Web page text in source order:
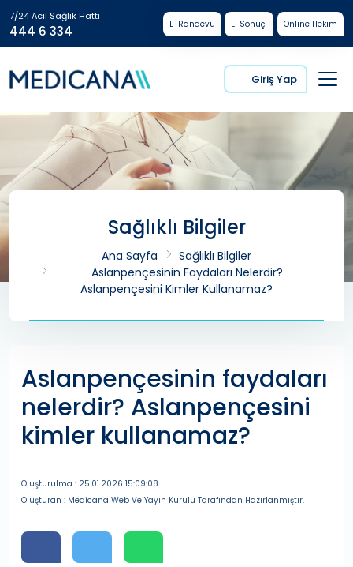
7/24 Acil Sağlık Hattı
444 6 334 E-Randevu E-Sonuç Online Hekim
Giriş Yap
Sağlıklı Bilgiler
Ana Sayfa
Sağlıklı Bilgiler
Aslanpençesinin Faydaları Nelerdir?
Aslanpençesini Kimler Kullanamaz?
Aslanpençesinin faydaları
nelerdir? Aslanpençesini
kimler kullanamaz?
Oluşturulma : 25.01.2026 15:09:08
Oluşturan : Medicana Web Ve Yayın Kurulu Tarafından Hazırlanmıştır.